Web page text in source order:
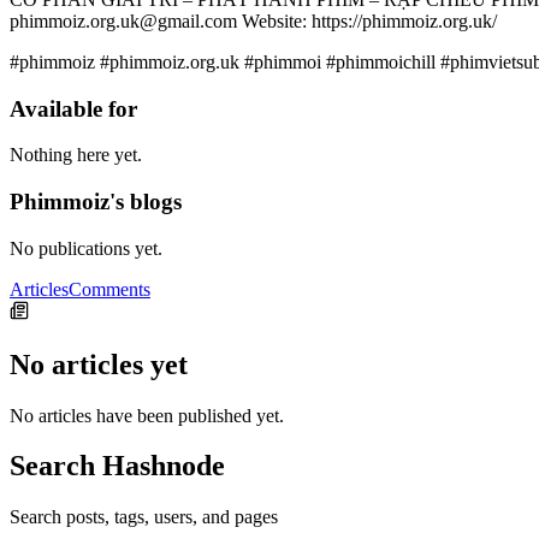
phimmoiz.org.uk@gmail.com Website: https://phimmoiz.org.uk/
#phimmoiz #phimmoiz.org.uk #phimmoi #phimmoichill
Available for
Nothing here yet.
Phimmoiz's blogs
No publications yet.
ArticlesComments
No articles yet
No articles have been published yet.
Search Hashnode
Search posts, tags, users, and pages